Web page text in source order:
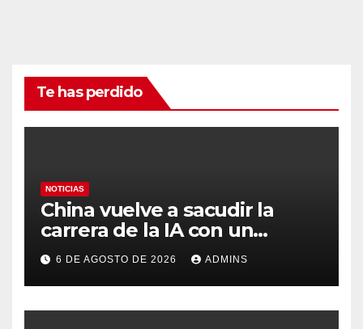
Te has perdido
NOTICIAS
China vuelve a sacudir la
carrera de la IA con un
modelo capaz de trabajar
durante días sin intervención
humana
6 DE AGOSTO DE 2026 ADMINS